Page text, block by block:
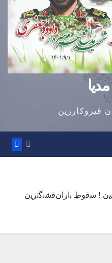
قیروکارزین
! س‍‌ق‍‌وطِ ب‍‌اران‌ق‍‌ش‍‌ن‍‌گ‍‌ت‍‌ری‍‌ن